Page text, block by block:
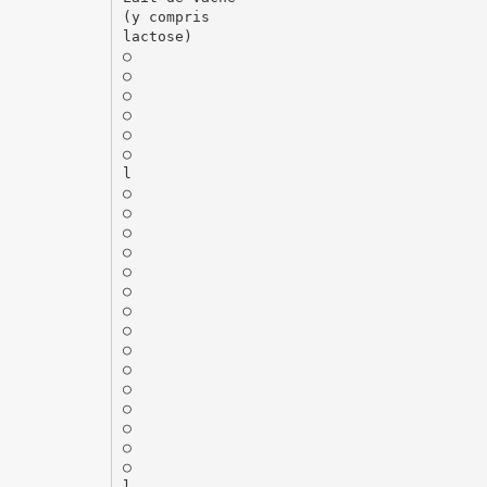
(y compris
lactose)
○
○
○
○
○
○
l
○
○
○
○
○
○
○
○
○
○
○
○
○
○
○